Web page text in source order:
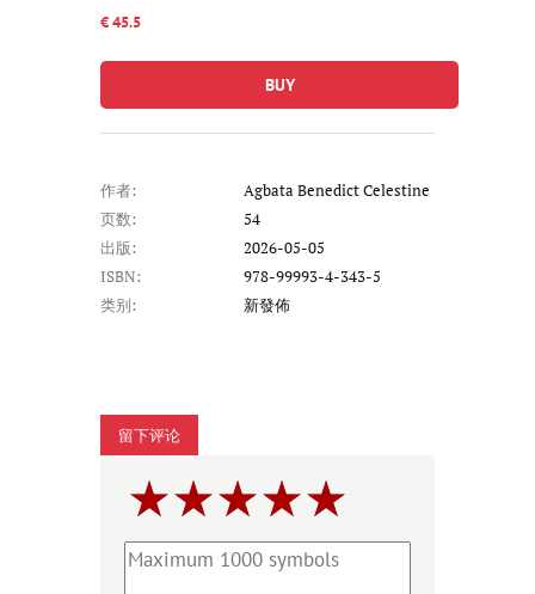
€ 45.5
BUY
作者:
Agbata Benedict Celestine
页数:
54
出版:
2026-05-05
ISBN:
978-99993-4-343-5
类别:
新發佈
留下评论